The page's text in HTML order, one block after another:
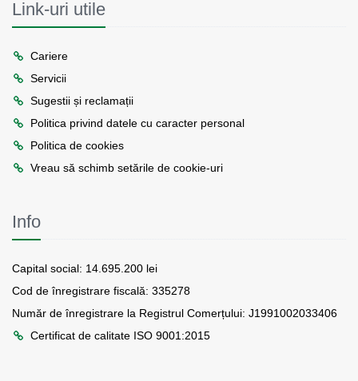
Link-uri utile
Cariere
Servicii
Sugestii și reclamații
Politica privind datele cu caracter personal
Politica de cookies
Vreau să schimb setările de cookie-uri
Info
Capital social: 14.695.200 lei
Cod de înregistrare fiscală: 335278
Număr de înregistrare la Registrul Comerțului: J1991002033406
Certificat de calitate ISO 9001:2015